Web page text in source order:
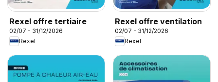
Rexel offre tertiaire
02/07 - 31/12/2026
Rexel
Rexel offre ventilation
02/07 - 31/12/2026
Rexel